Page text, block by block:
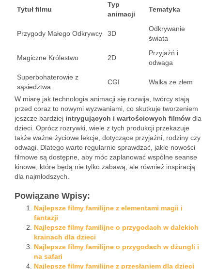
Tytuł filmu
Typ
animacji
Tematyka
Przygody Małego Odkrywcy 3D
Odkrywanie
świata
Magiczne Królestwo 2D
Przyjaźń i
odwaga
Superbohaterowie z
sąsiedztwa
CGI Walka ze złem
W miarę jak technologia animacji się rozwija, twórcy stają
przed coraz to nowymi wyzwaniami, co skutkuje tworzeniem
jeszcze bardziej intrygujących i wartościowych filmów dla
dzieci. Oprócz rozrywki, wiele z tych produkcji przekazuje
także ważne życiowe lekcje, dotyczące przyjaźni, rodziny czy
odwagi. Dlatego warto regularnie sprawdzać, jakie nowości
filmowe są dostępne, aby móc zaplanować wspólne seanse
kinowe, które będą nie tylko zabawą, ale również inspiracją
dla najmłodszych.
Powiązane Wpisy:
Najlepsze filmy familijne z elementami magii i
fantazji
Najlepsze filmy familijne o przygodach w dalekich
krainach dla dzieci
Najlepsze filmy familijne o przygodach w dżungli i
na safari
Najlepsze filmy familijne z przesłaniem dla dzieci